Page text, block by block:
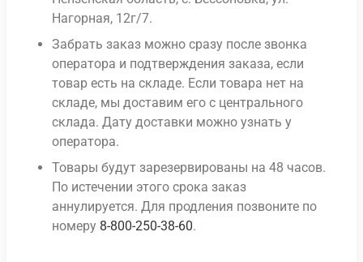
Нагорная, 12г/7.
Забрать заказ можно сразу после звонка
оператора и подтверждения заказа, если
товар есть на складе. Если товара нет на
складе, мы доставим его с центрального
склада. Дату доставки можно узнать у
оператора.
Товары будут зарезервированы на 48 часов.
По истечении этого срока заказ
аннулируется. Для продления позвоните по
номеру 8-800-250-38-60.